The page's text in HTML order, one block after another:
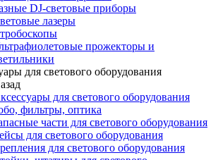
DJ-световые приборы
лазеры
прожекторы и
для светового оборудования
для светового оборудования
фильтры, оптика
части для светового оборудования
для светового оборудования
для светового оборудования